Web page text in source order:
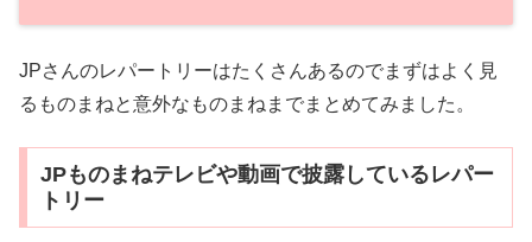
JPさんのレパートリーはたくさんあるのでまずはよく見
るものまねと意外なものまねまでまとめてみました。
JPものまねテレビや動画で披露しているレパー
トリー